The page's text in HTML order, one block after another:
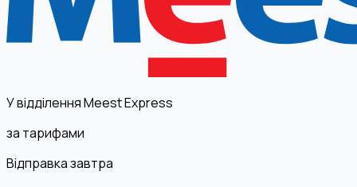
У відділення Meest Express
за тарифами
Відправка завтра